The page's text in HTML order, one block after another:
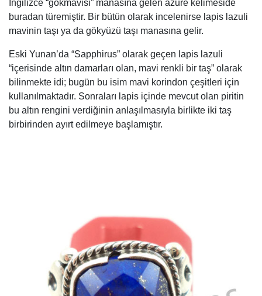
İngilizce “gökmavisi” manasına gelen azure kelimeside
buradan türemiştir. Bir bütün olarak incelenirse lapis lazuli
mavinin taşı ya da gökyüzü taşı manasına gelir.
Eski Yunan’da “Sapphirus” olarak geçen lapis lazuli
“içerisinde altın damarları olan, mavi renkli bir taş” olarak
bilinmekte idi; bugün bu isim mavi korindon çeşitleri için
kullanılmaktadır. Sonraları lapis içinde mevcut olan piritin
bu altın rengini verdiğinin anlaşılmasıyla birlikte iki taş
birbirinden ayırt edilmeye başlamıştır.